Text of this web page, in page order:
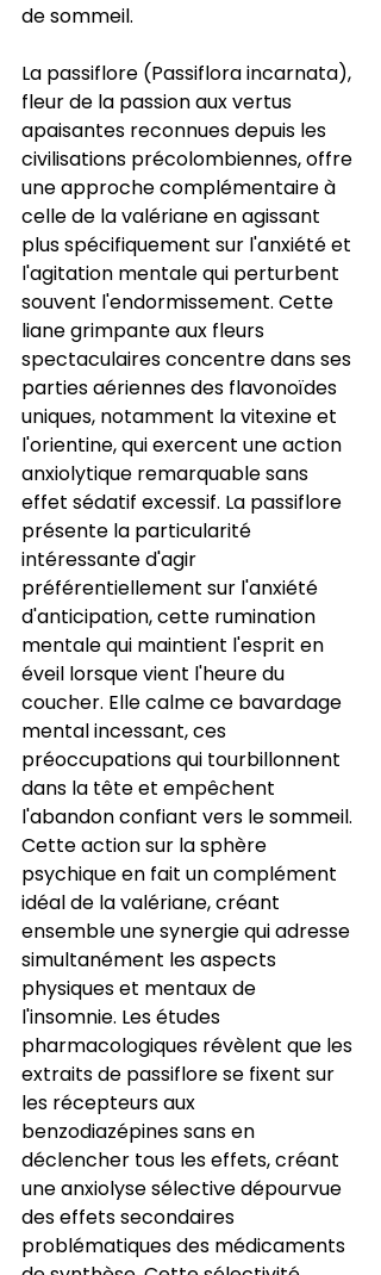
de sommeil.
La passiflore (Passiflora incarnata),
fleur de la passion aux vertus
apaisantes reconnues depuis les
civilisations précolombiennes, offre
une approche complémentaire à
celle de la valériane en agissant
plus spécifiquement sur l'anxiété et
l'agitation mentale qui perturbent
souvent l'endormissement. Cette
liane grimpante aux fleurs
spectaculaires concentre dans ses
parties aériennes des flavonoïdes
uniques, notamment la vitexine et
l'orientine, qui exercent une action
anxiolytique remarquable sans
effet sédatif excessif. La passiflore
présente la particularité
intéressante d'agir
préférentiellement sur l'anxiété
d'anticipation, cette rumination
mentale qui maintient l'esprit en
éveil lorsque vient l'heure du
coucher. Elle calme ce bavardage
mental incessant, ces
préoccupations qui tourbillonnent
dans la tête et empêchent
l'abandon confiant vers le sommeil.
Cette action sur la sphère
psychique en fait un complément
idéal de la valériane, créant
ensemble une synergie qui adresse
simultanément les aspects
physiques et mentaux de
l'insomnie. Les études
pharmacologiques révèlent que les
extraits de passiflore se fixent sur
les récepteurs aux
benzodiazépines sans en
déclencher tous les effets, créant
une anxiolyse sélective dépourvue
des effets secondaires
problématiques des médicaments